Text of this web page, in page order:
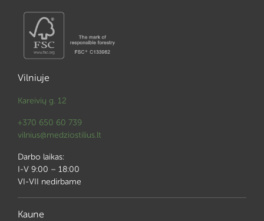
Vilniuje
Kareivių g. 12
+370 650 60 739
vilnius@medziostilius.lt
Darbo laikas:
I-V 9:00 – 18:00
VI-VII nedirbame
Kaune